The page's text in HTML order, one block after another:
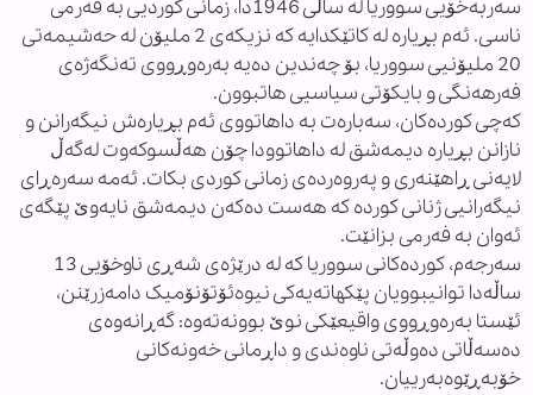
سەربەخۆیی سووریا لە ساڵی 1946دا، زمانی کوردیی بە فەرمی
ناسی. ئەم بڕیارە لە کاتێکدایە کە نزیکەی 2 ملیۆن لە حەشیمەتی
20 ملیۆنیی سووریا، بۆ چەندین دەیە بەرەوڕووی تەنگەژەی
فەرهەنگی و بایکۆتی سیاسیی هاتبوون.
کەچی کوردەکان، سەبارەت بە داهاتووی ئەم بڕیارەش نیگەرانن و
نازانن بڕیارە دیمەشق لە داهاتوودا چۆن هەڵسوکەوت لەگەڵ
لایەنی ڕاهێنەری و پەروەردەی زمانی کوردی بکات. ئەمە سەرەڕای
نیگەرانیی ژنانی کوردە کە هەست دەکەن دیمەشق نایەوێ پێگەی
ئەوان بە فەرمی بزانێت.
سەرجەم، کوردەکانی سووریا کە لە درێژەی شەڕی ناوخۆیی 13
ساڵەدا توانیبوویان پێکهاتەیەکی نیوەئۆتۆنۆمیک دامەزرێنن،
ئێستا بەرەوڕووی واقیعێکی نوێ بوونەتەوە: گەڕانەوەی
دەسەڵاتی دەوڵەتی ناوەندی و داڕمانی خەونەکانی
خۆبەڕێوەبەرییان.